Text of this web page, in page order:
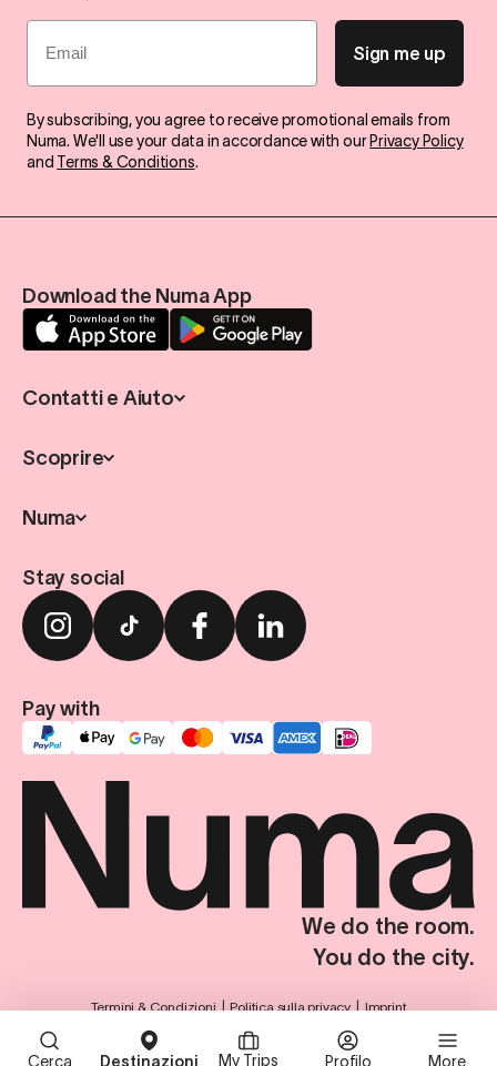
Cerca Destinazioni My Trips Profilo More
Email
Sign me up
By subscribing, you agree to receive promotional emails from
Numa. We'll use your data in accordance with our Privacy Policy
and Terms & Conditions.
Download the Numa App
Contatti e Aiuto
Scoprire
Numa
Stay social
Pay with
We do the room.
You do the city.
Termini & Condizioni Politica sulla privacy
Imprint
© Numa Group SE. Tutti i diritti riservati.